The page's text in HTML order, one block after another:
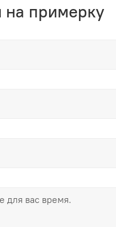
на примерку